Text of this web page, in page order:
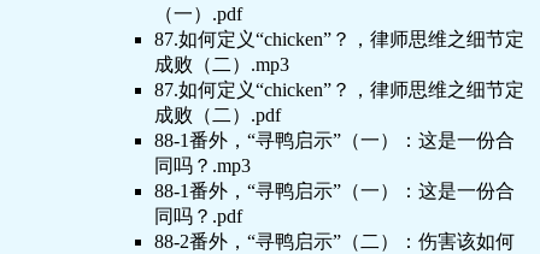
（一）.pdf
87.如何定义“chicken”？，律师思维之细节定
成败（二）.mp3
87.如何定义“chicken”？，律师思维之细节定
成败（二）.pdf
88-1番外，“寻鸭启示”（一）：这是一份合
同吗？.mp3
88-1番外，“寻鸭启示”（一）：这是一份合
同吗？.pdf
88-2番外，“寻鸭启示”（二）：伤害该如何